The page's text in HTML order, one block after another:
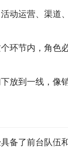
活动运营、渠道
环节内，角色
放到一线，像
备了前台队伍